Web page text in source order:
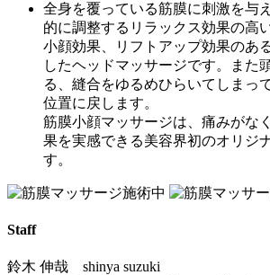
全身を覆っている筋膜に刺激を与
的に調整するリラックス効果の高
小顔効果、リフトアップ効果のあ
したヘッドマッサージです。また
る、縫合をゆるめひらいてしまっ
位置に戻します。
筋膜小顔マッサージは、 痛みがな
果を実感できる美容界初のオリジ
す。
Staff
鈴木 伸哉 shinya suzuki